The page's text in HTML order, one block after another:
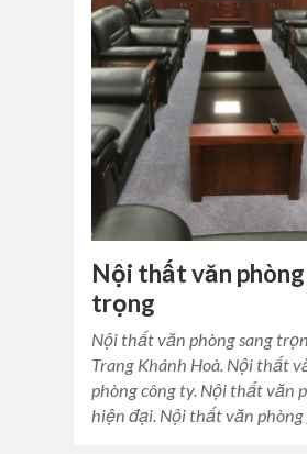
Nội thất văn phòng
trọng
Nội thất văn phòng sang
Trang Khánh Hoà. Nội thất
phòng công ty. Nội thất văn
hiện đại. Nội thất văn phòng